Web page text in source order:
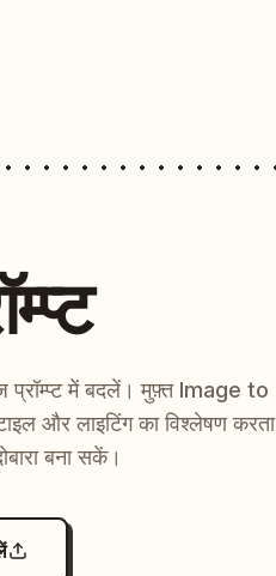
प्रॉम्प्ट में बदलें। मुफ़्त Image to
और लाइटिंग का विश्लेषण करता
बना सकें।